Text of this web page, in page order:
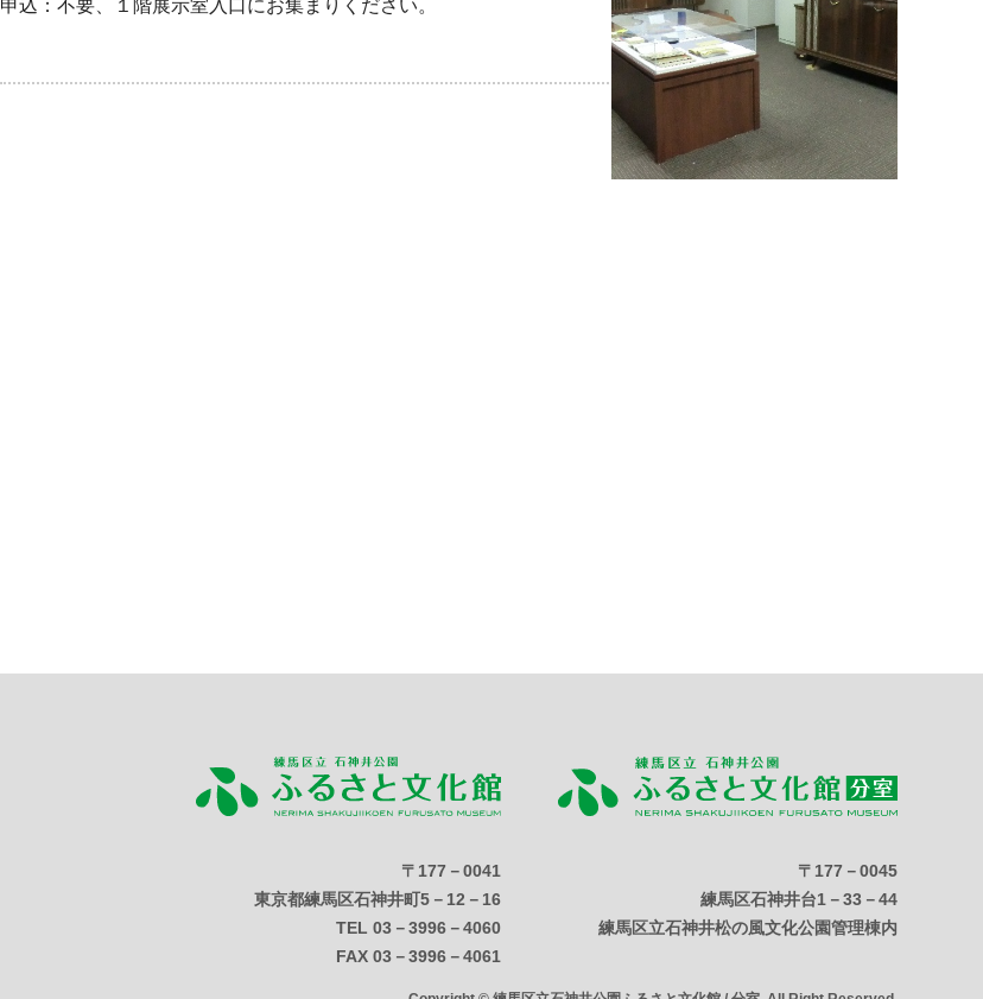
申込：不要、１階展示室入口にお集まりください。
〒177－0045
練馬区石神井台1－33－44
練馬区立石神井松の風文化公園管理棟内
〒177－0041
東京都練馬区石神井町5－12－16
TEL 03－3996－4060
FAX 03－3996－4061